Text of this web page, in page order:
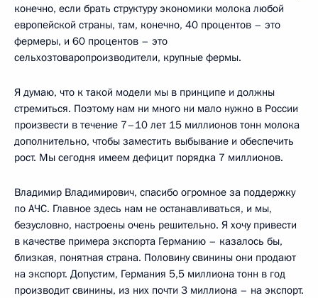
конечно, если брать структуру экономики молока любой
европейской страны, там, конечно, 40 процентов – это
фермеры, и 60 процентов – это
сельхозтоваропроизводители, крупные фермы.
Я думаю, что к такой модели мы в принципе и должны
стремиться. Поэтому нам ни много ни мало нужно в России
произвести в течение 7–10 лет 15 миллионов тонн молока
дополнительно, чтобы заместить выбывание и обеспечить
рост. Мы сегодня имеем дефицит порядка 7 миллионов.
Владимир Владимирович, спасибо огромное за поддержку
по АЧС. Главное здесь нам не останавливаться, и мы,
безусловно, настроены очень решительно. Я хочу привести
в качестве примера экспорта Германию – казалось бы,
близкая, понятная страна. Половину свинины они продают
на экспорт. Допустим, Германия 5,5 миллиона тонн в год
производит свинины, из них почти 3 миллиона – на экспорт.